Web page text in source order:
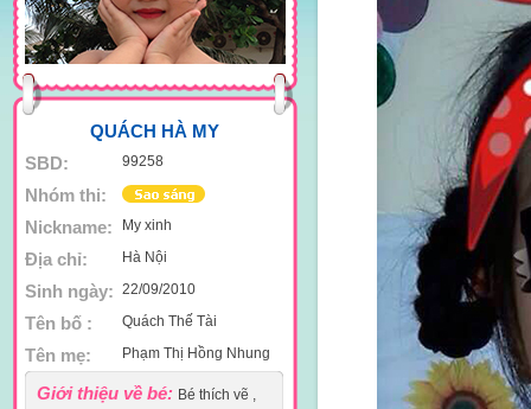
QUÁCH HÀ MY
SBD:
99258
Nhóm thi:
Nickname:
My xinh
Địa chỉ: Hà Nội
Sinh ngày: 22/09/2010
Tên bố : Quách Thế Tài
Tên mẹ: Phạm Thị Hồng Nhung
Giới thiệu về bé: Bé thích vẽ ,